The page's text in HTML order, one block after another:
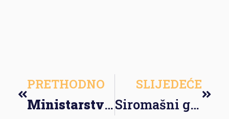
PRETHODNO
Ministarstvo saobraćaja i veza krije ekonomsku (ne)opravdanost za autoput Banja Luka-Prijedor
SLIJEDEĆE
Siromašni građana bez pomoći i sufinansiranja neće moći realizovati energetsku efikasnost.